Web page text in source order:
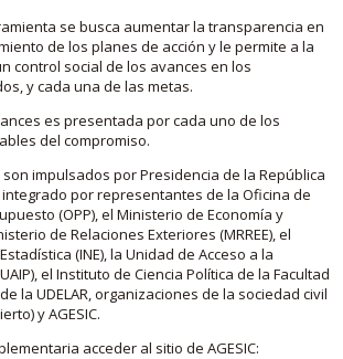
se busca aumentar la transparencia en
de los planes de acción y le permite a la
control social de los avances en los
y cada una de las metas.
es presentada por cada uno de los
del compromiso.
impulsados por Presidencia de la República
por representantes de la Oficina de
(OPP), el Ministerio de Economía y
de Relaciones Exteriores (MRREE), el
(INE), la Unidad de Acceso a la
el Instituto de Ciencia Política de la Facultad
la UDELAR, organizaciones de la sociedad civil
y AGESIC.
acceder al sitio de AGESIC: